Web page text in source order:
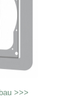
>>>